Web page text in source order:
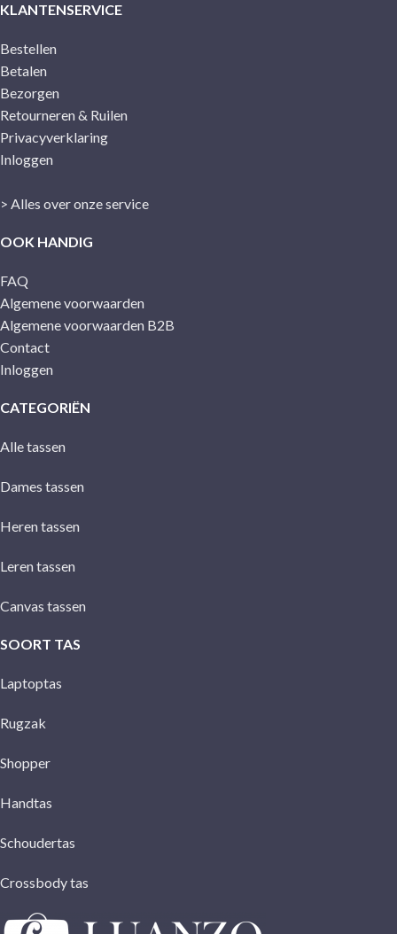
KLANTENSERVICE
Bestellen
Betalen
Bezorgen
Retourneren & Ruilen
Privacyverklaring
Inloggen
> Alles over onze service
OOK HANDIG
FAQ
Algemene voorwaarden
Algemene voorwaarden B2B
Contact
Inloggen
CATEGORIËN
Alle tassen
Dames tassen
Heren tassen
Leren tassen
Canvas tassen
SOORT TAS
Laptoptas
Rugzak
Shopper
Handtas
Schoudertas
Crossbody tas